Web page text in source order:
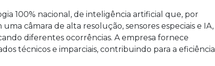
100% nacional, de inteligência artificial que, por
câmara de alta resolução, sensores especiais e IA,
diferentes ocorrências. A empresa fornece
técnicos e imparciais, contribuindo para a eficiência